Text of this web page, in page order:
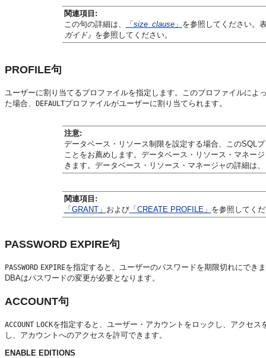
関連項目:
この句の詳細は、
「size_clause」 を参照してください。
ガイド』 を参照してください。
PROFILE句
ユーザーに割り当てるプロファイルを指定します。このプロファイルに
た場合、 DEFAULTプロファイルがユーザーに割り当てられます。
注意:
データベース・リソース制限を設定する場合、このSQL
ことをお薦めします。データベース・リソース・マネー
きます。データベース・リソース・マネージャの詳細は、
関連項目:
「GRANT」 および「CREATE PROFILE」 を参照してく
PASSWORD EXPIRE句
PASSWORD EXPIREを指定すると、ユーザーのパスワードを期限切れにでき
DBAはパスワードの変更が必要となります。
ACCOUNT句
ACCOUNT LOCKを指定すると、ユーザー・アカウントをロックし、アクセス
し、アカウントへのアクセスを許可できます。
ENABLE EDITIONS